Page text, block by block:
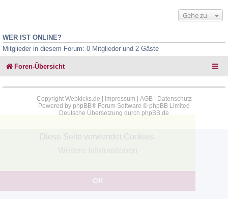
Diese Seite verwendet Cookies.
OK
Gehe zu
WER IST ONLINE?
Mitglieder in diesem Forum: 0 Mitglieder und 2 Gäste
Foren-Übersicht
Copyright Webkicks.de | Impressum AGB|
Datenschutz
Powered by phpBB® Forum Software © phpBB Limited
Deutsche Übersetzung durch phpBB.de